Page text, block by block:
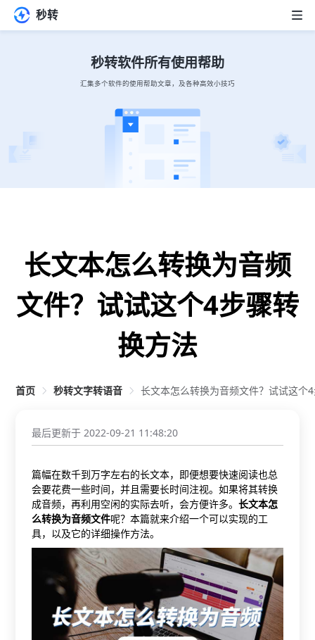
秒转
软件商城
秒转软件所有使用帮助
汇集多个软件的使用帮助文章，及各种高效小技巧
长文本怎么转换为音频
文件？试试这个4步骤转
换方法
首页 秒转文字转语音 长文本怎么转换为音频文件？试试这个
最后更新于 2022-09-21 11:48:20
篇幅在数千到万字左右的长文本，即便想要快速阅读也总
会要花费一些时间，并且需要长时间注视。如果将其转换
成音频，再利用空闲的实际去听，会方便许多。 长文本怎
么转换为音频文件呢？本篇就来介绍一个可以实现的工
具，以及它的详细操作方法。